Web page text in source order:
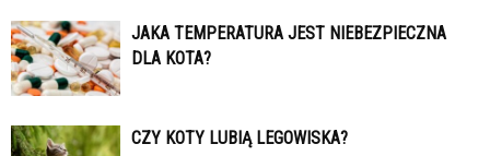
JAKA TEMPERATURA JEST NIEBEZPIECZNA
DLA KOTA?
CZY KOTY LUBIĄ LEGOWISKA?